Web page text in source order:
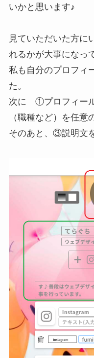
いかと思います♪
見ていただいた方に
れるかが大事になっ
私も自分のプロフィ
た。
次に ①プロフィー
（職種など）を任意
そのあと、③説明文